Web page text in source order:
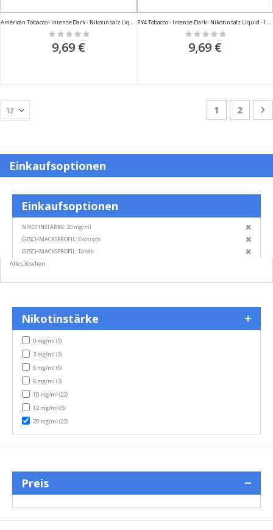
American Tobacco - Intense Dark - Nikotinsalz Liquid - 10ml
Rating:
0%
9,69 €
RY4 Tobacco - Intense Dark - Nikotinsalz Liquid - 10ml
Rating:
0%
9,69 €
Seite
Sie lesen
1 Seite
2
Einkaufsoptionen
Einkaufsoptionen
NIKOTINSTÄRKE 20 mg/ml
Diesen
GESCHMACKSPROFIL Exotisch
Diesen
GESCHMACKSPROFIL Tabak
Diesen
Artikel
Alles löschen
Nikotinstärke
0 mg/ml(5)items
3 mg/ml(3)items
5 mg/ml(5)items
6 mg/ml(3)items
10 mg/ml(22)items
12 mg/ml(3)items
20 mg/ml(22)items
Preis